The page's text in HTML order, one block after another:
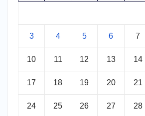
3 4 5 6 7
10 11 12 13 14
17 18 19 20 21
24 25 26 27 28